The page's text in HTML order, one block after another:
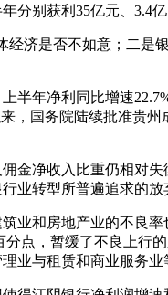
别获利35亿元、3.4亿
是否不如意；二是
年净利同比增速
，国务院陆续批准贵州
净收入比重仍相对失
业转型所普遍追求的放
和房地产业的不良率
点，暂缓了不良上
与租赁和商业服务